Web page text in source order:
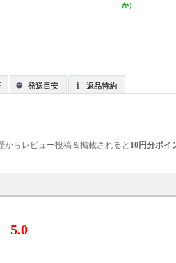
か）
発送目安 返品特約
からレビュー投稿＆掲載されると 10円分ポイ
5.0